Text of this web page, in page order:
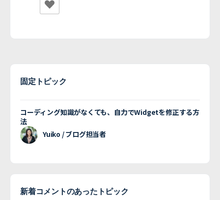
固定トピック
コーディング知識がなくても、自力でWidgetを修正する方
法
Yuiko / ブログ担当者
新着コメントのあったトピック